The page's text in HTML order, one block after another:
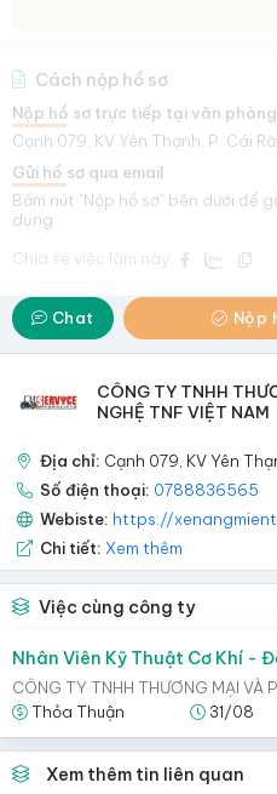
Cách nộp hồ sơ
Nộp hồ sơ trực tiếp tại văn phòng
Cạnh 079, KV Yên Thạnh, P. Cái
Gửi hồ sơ qua email
Bấm nút "Nộp hồ sơ" bên dưới để
dụng
Chia sẻ việc làm này:
Chat Nộp
CÔNG TY TNHH
NGHỆ TNF VIỆT NAM
Địa chỉ: Cạnh 079, KV Yên
Số điện thoại: 0788836565
Webiste: https://
Chi tiết: Xem thêm
Việc cùng công ty
Nhân Viên Kỹ Thuật Cơ Khí -
CÔNG TY TNHH THƯƠNG MẠI VÀ
Thỏa Thuận
31/08
Xem thêm tin liên quan